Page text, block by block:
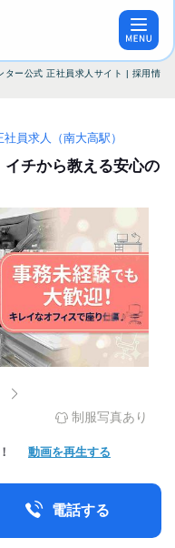
ー公式 正社員求人サイト | 採用情
員求人（南大高駅）
チから教える安心の
制服写真あり
動画を再生する
電話する